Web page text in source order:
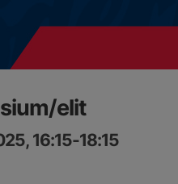
elit
16:15-18:15